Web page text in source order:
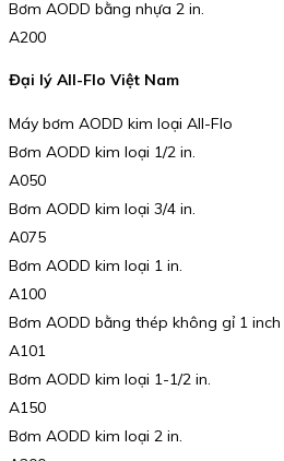
Bơm AODD bằng nhựa 2 in.
A200
Đại lý All-Flo Việt Nam
Máy bơm AODD kim loại All-Flo
Bơm AODD kim loại 1/2 in.
A050
Bơm AODD kim loại 3/4 in.
A075
Bơm AODD kim loại 1 in.
A100
Bơm AODD bằng thép không gỉ 1 inch
A101
Bơm AODD kim loại 1-1/2 in.
A150
Bơm AODD kim loại 2 in.